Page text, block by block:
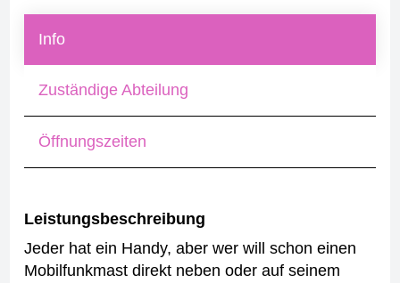
Info
Zuständige Abteilung
Öffnungszeiten
Leistungsbeschreibung
Jeder hat ein Handy, aber wer will schon einen
Mobilfunkmast direkt neben oder auf seinem